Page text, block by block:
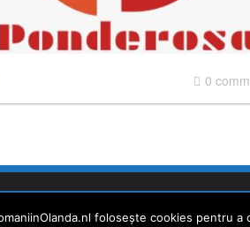
0
folosește cookies pentru